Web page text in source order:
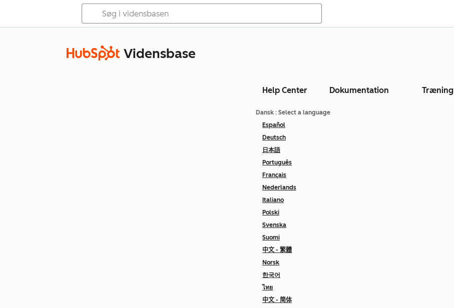
Vidensbase
Help Center Dokumentation Træning
Dansk : Select a language
Español
Deutsch
日本語
Português
Français
Nederlands
Italiano
Polski
Svenska
Suomi
中文 - 繁體
Norsk
한국어
ไทย
中文 - 简体